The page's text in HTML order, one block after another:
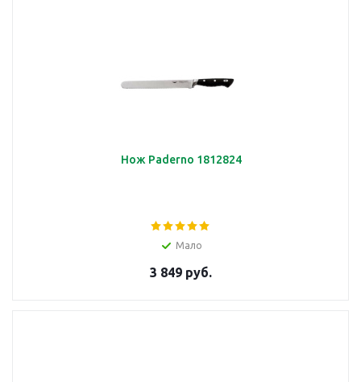
Нож Paderno 1812824
Мало
3 849 руб.